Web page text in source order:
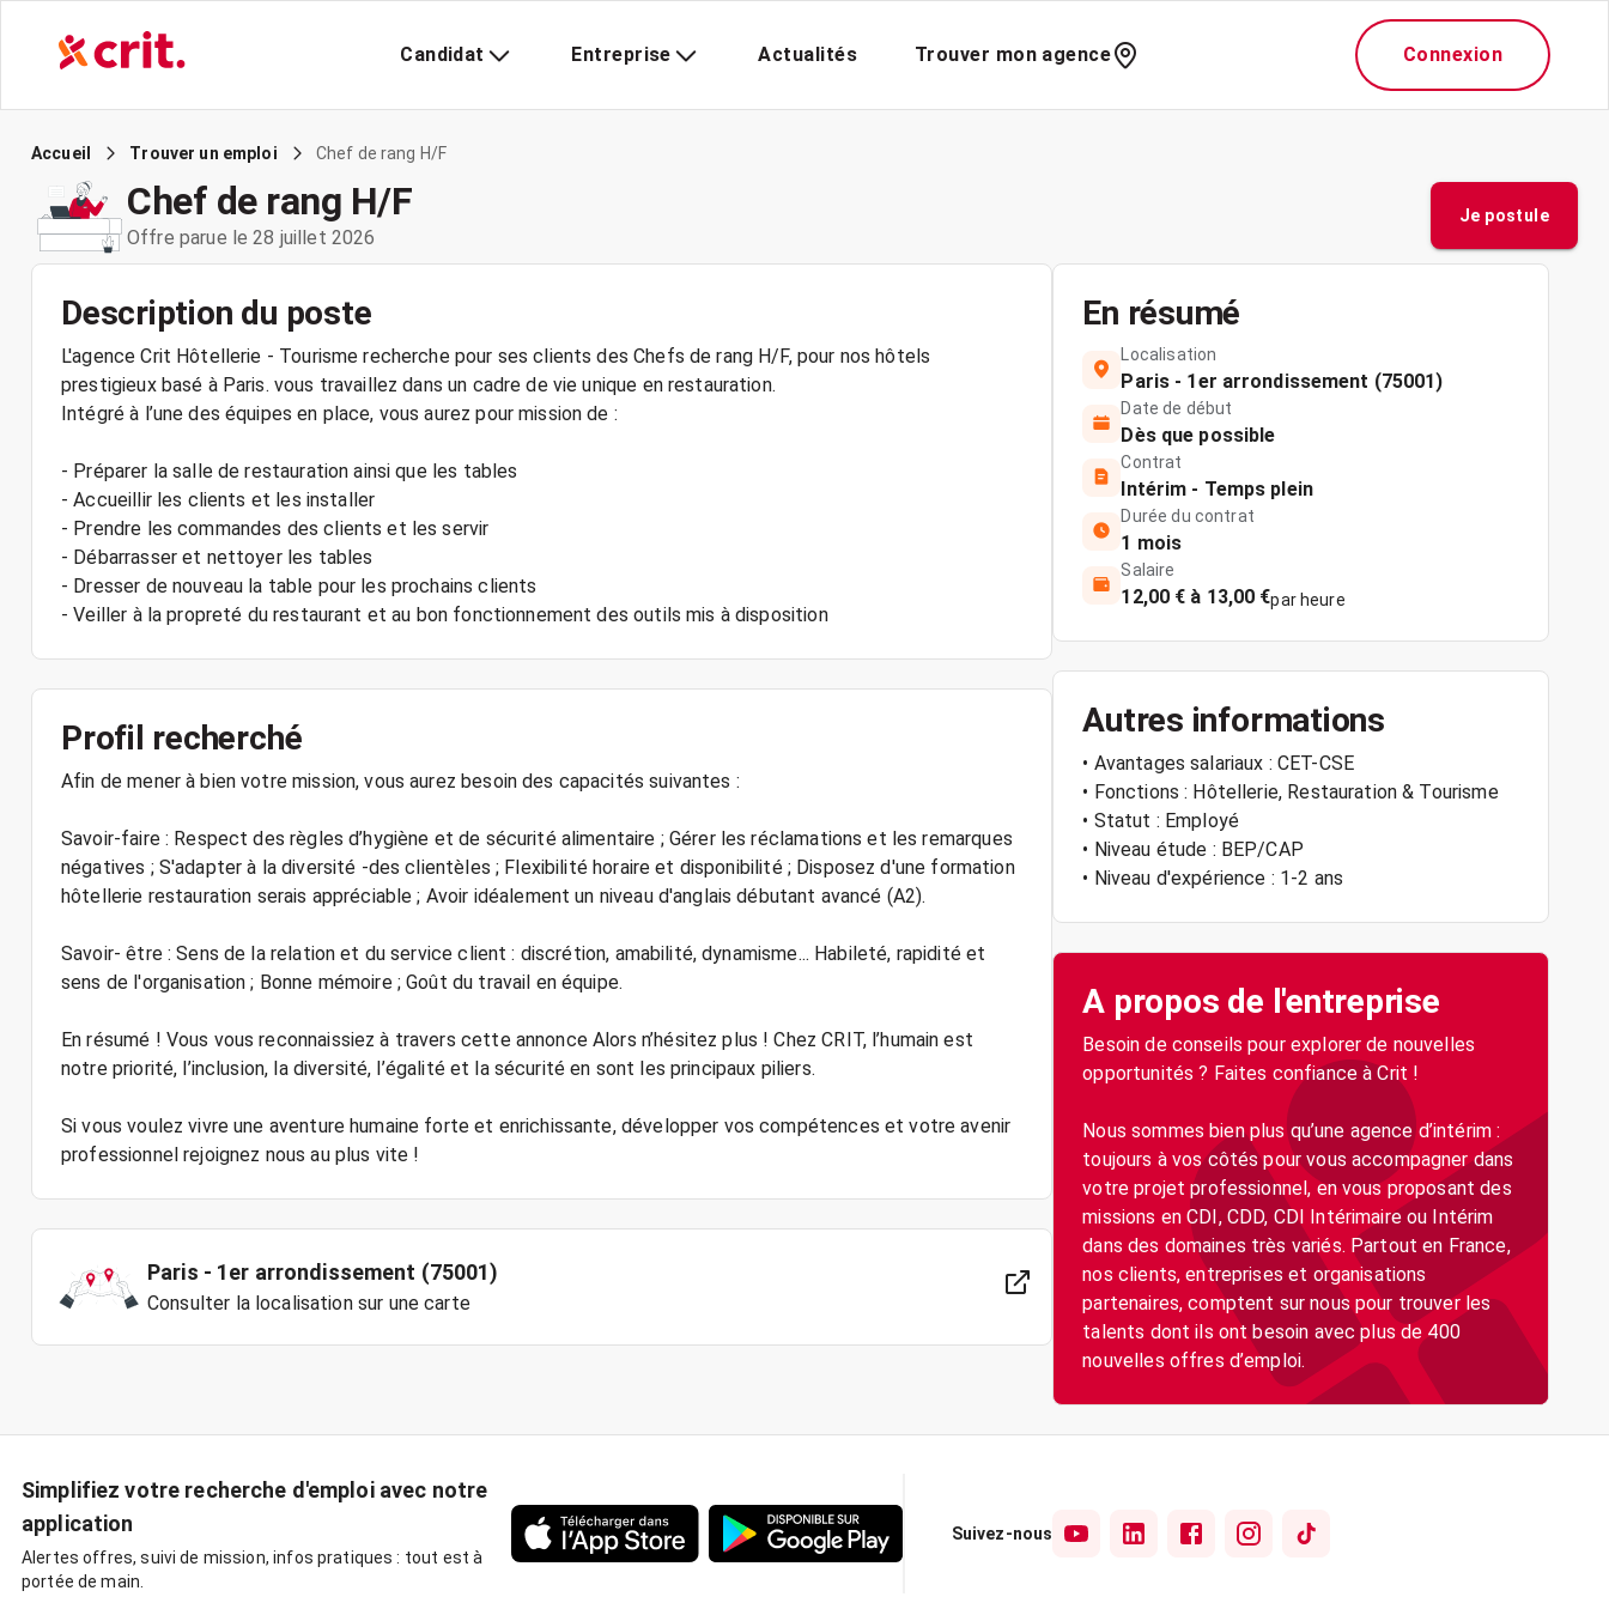
Candidat Entreprise Actualités Trouver mon agence Connexion
Accueil Trouver un emploi Chef de rang H/F
Chef de rang H/F
Offre parue le 28 juillet 2026
Je postule
Description du poste
L'agence Crit Hôtellerie - Tourisme recherche pour ses clients des Chefs de rang H/F, pour nos hôtels
prestigieux basé à Paris. vous travaillez dans un cadre de vie unique en restauration.
Intégré à l’une des équipes en place, vous aurez pour mission de :
- Préparer la salle de restauration ainsi que les tables
- Accueillir les clients et les installer
- Prendre les commandes des clients et les servir
- Débarrasser et nettoyer les tables
- Dresser de nouveau la table pour les prochains clients
- Veiller à la propreté du restaurant et au bon fonctionnement des outils mis à disposition
Profil recherché
Afin de mener à bien votre mission, vous aurez besoin des capacités suivantes :
Savoir-faire : Respect des règles d’hygiène et de sécurité alimentaire ; Gérer les réclamations et les remarques
négatives ; S'adapter à la diversité -des clientèles ; Flexibilité horaire et disponibilité ; Disposez d'une formation
hôtellerie restauration serais appréciable ; Avoir idéalement un niveau d'anglais débutant avancé (A2).
Savoir- être : Sens de la relation et du service client : discrétion, amabilité, dynamisme... Habileté, rapidité et
sens de l'organisation ; Bonne mémoire ; Goût du travail en équipe.
En résumé ! Vous vous reconnaissiez à travers cette annonce Alors n’hésitez plus ! Chez CRIT, l’humain est
notre priorité, l’inclusion, la diversité, l’égalité et la sécurité en sont les principaux piliers.
Si vous voulez vivre une aventure humaine forte et enrichissante, développer vos compétences et votre avenir
professionnel rejoignez nous au plus vite !
Paris - 1er arrondissement (75001)
Consulter la localisation sur une carte
En résumé
Localisation
Paris - 1er arrondissement (75001)
Date de début
Dès que possible
Contrat
Intérim - Temps plein
Durée du contrat
1 mois
Salaire
12,00 € à 13,00 €par heure
Autres informations
• Avantages salariaux : CET-CSE
• Fonctions : Hôtellerie, Restauration & Tourisme
• Statut : Employé
• Niveau étude : BEP/CAP
• Niveau d'expérience : 1-2 ans
A propos de l'entreprise
Besoin de conseils pour explorer de nouvelles
opportunités ? Faites confiance à Crit !
Nous sommes bien plus qu’une agence d’intérim :
toujours à vos côtés pour vous accompagner dans
votre projet professionnel, en vous proposant des
missions en CDI, CDD, CDI Intérimaire ou Intérim
dans des domaines très variés. Partout en France,
nos clients, entreprises et organisations
partenaires, comptent sur nous pour trouver les
talents dont ils ont besoin avec plus de 400
nouvelles offres d’emploi.
Simplifiez votre recherche d'emploi avec notre
application
Alertes offres, suivi de mission, infos pratiques : tout est à
portée de main.
Suivez-nous